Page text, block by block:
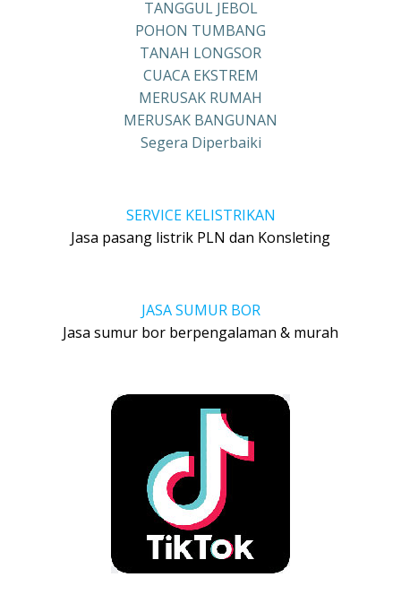
TANGGUL JEBOL
POHON TUMBANG
TANAH LONGSOR
CUACA EKSTREM
MERUSAK RUMAH
MERUSAK BANGUNAN
Segera Diperbaiki
SERVICE KELISTRIKAN
Jasa pasang listrik PLN dan Konsleting
JASA SUMUR BOR
Jasa sumur bor berpengalaman & murah